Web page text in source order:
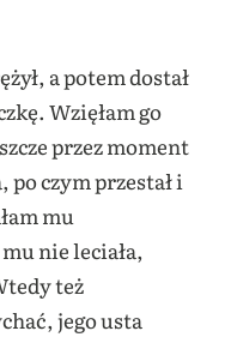
a potem dostał
Wzięłam go
przez moment
po czym przestał i
mu
nie leciała,
też
jego usta